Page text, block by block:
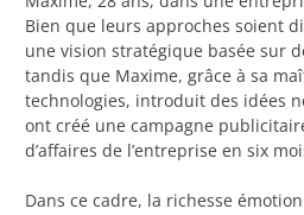
Bien que leurs approches soient
une vision stratégique basée sur
tandis que Maxime, grâce à sa
technologies, introduit des idées
ont créé une campagne
d’affaires de l’entreprise en six
Dans ce cadre, la richesse